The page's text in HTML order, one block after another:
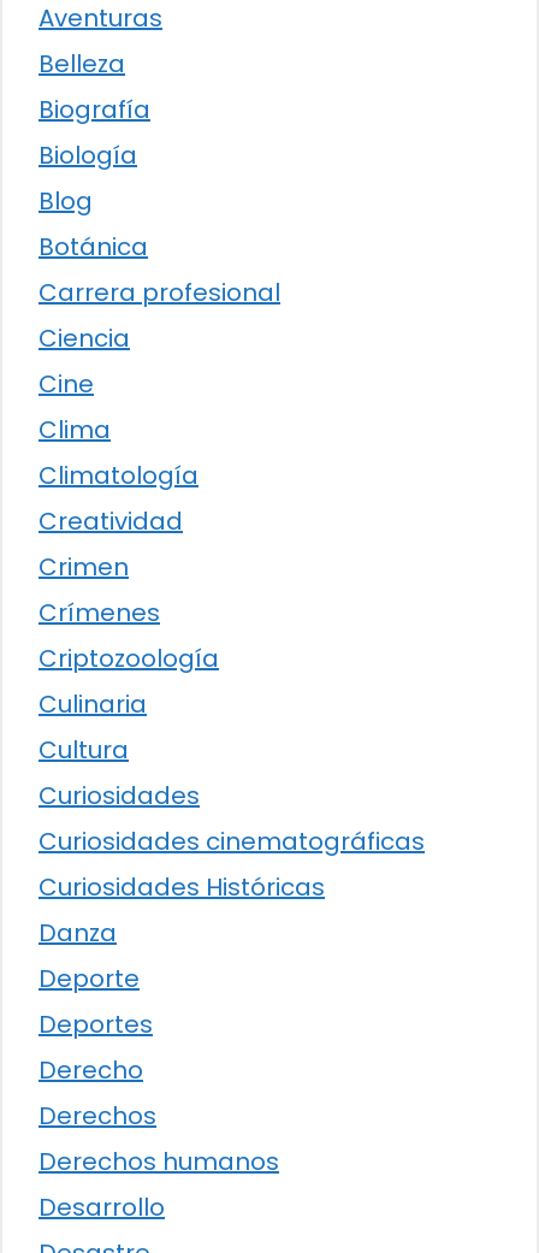
Aventuras
Belleza
Biografía
Biología
Blog
Botánica
Carrera profesional
Ciencia
Cine
Clima
Climatología
Creatividad
Crimen
Crímenes
Criptozoología
Culinaria
Cultura
Curiosidades
Curiosidades cinematográficas
Curiosidades Históricas
Danza
Deporte
Deportes
Derecho
Derechos
Derechos humanos
Desarrollo